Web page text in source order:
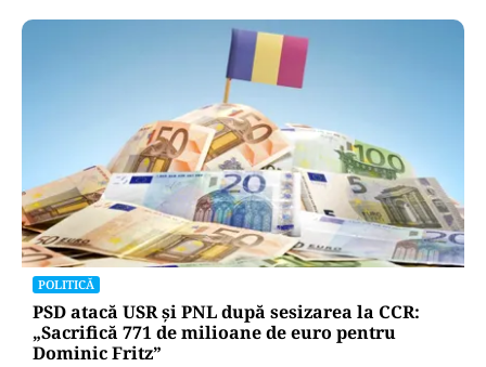
POLITICĂ
PSD atacă USR și PNL după sesizarea la CCR:
„Sacrifică 771 de milioane de euro pentru
Dominic Fritz”